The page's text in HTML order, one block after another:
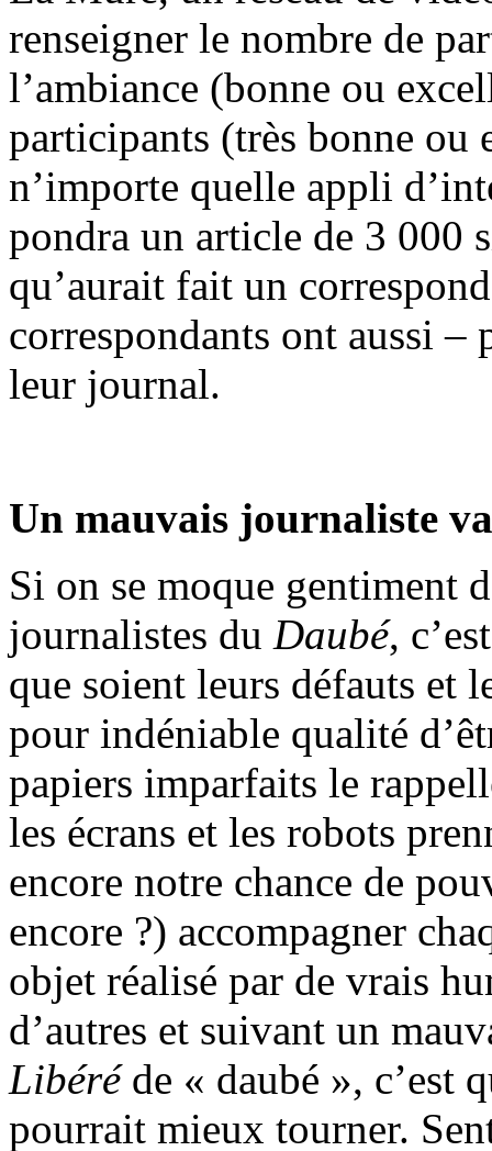
renseigner le nombre de
l’ambiance (bonne ou
participants (très bonne ou
n’importe quelle appli
pondra un article de 3 000
qu’aurait fait un
correspondants ont aussi
leur journal.
Un mauvais journaliste
Si on se moque gentiment
journalistes du Daubé,
que soient leurs défauts et
pour indéniable qualité
papiers imparfaits le
les écrans et les robots
encore notre chance de
encore ?) accompagner
objet réalisé par de vrais
d’autres et suivant un
Libéréde « daubé », c’est
pourrait mieux tourner.